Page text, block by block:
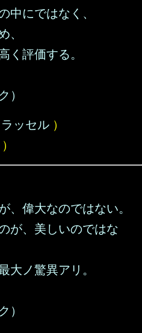
中にではなく、
、
く評価する。
）
ッセル ）
）
、偉大なのではない。
が、美しいのではな
大ノ驚異アリ。
）